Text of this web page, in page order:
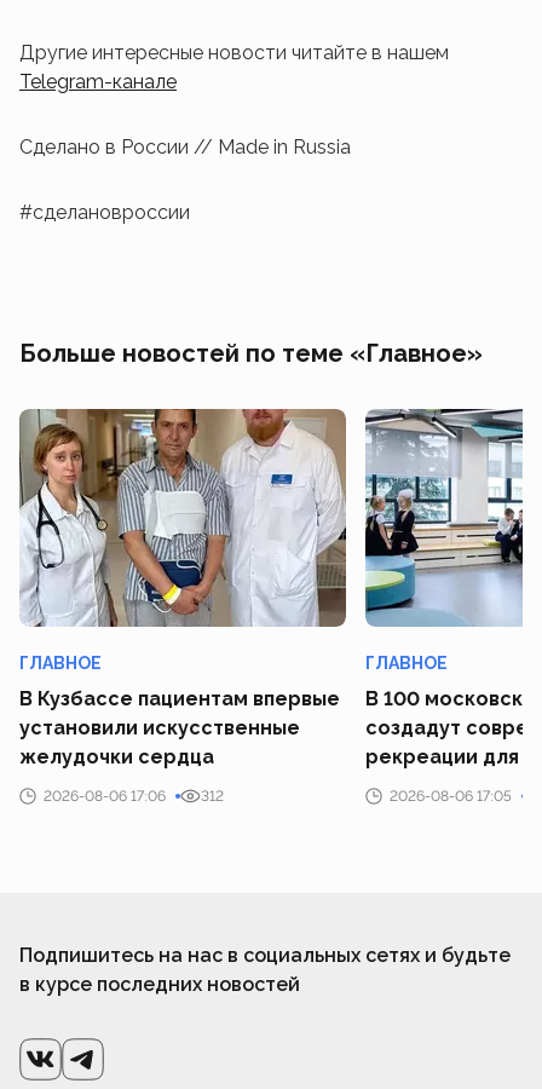
Другие интересные новости читайте в нашем
Telegram-канале
Сделано в России // Made in Russia
#сделановроссии
Больше новостей по теме «Главное»
ГЛАВНОЕ
В Кузбассе пациентам впервые
установили искусственные
желудочки сердца
2026-08-06 17:06 312
ГЛАВНОЕ
В 100
создадут
рекреации для
2026-08-06 17:05
Подпишитесь на нас в социальных сетях и будьте
в курсе последних новостей